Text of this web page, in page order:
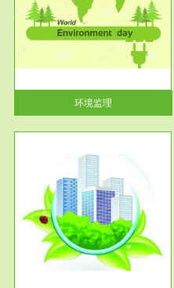
环境监理
VOCs在线监测
根据《重点区域大气污染防
治“十二五”规划》有机废气净化
率达...
服务范围
政府/园区级VOCs综合管控服务
根据《石化行业挥发性有机物综
合整治方案》文件要求，到2017